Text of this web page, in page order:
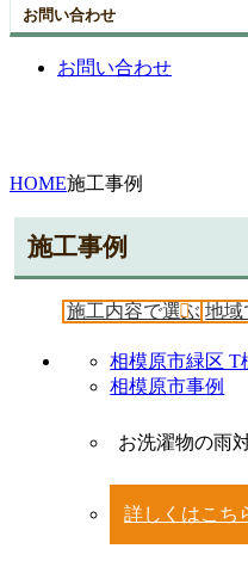
お問い合わせ
お問い合わせ
HOME施工事例
施工事例
施工内容で選ぶ 地域
相模原市緑区 T
相模原市事例
お洗濯物の雨
詳しくはこち